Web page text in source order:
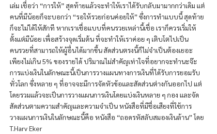
เล่ม เชื่อว่า “การให้” สุดท้ายแล้วจะทำให้เราได้รับกลับมามากกว่าเดิม แต่
คนที่มีน้อยก็จะบอกว่า “รอให้รวยก่อนค่อยให้” ซึ่งการทำแบบนี้ สุดท้าย
ก็จะไม่ได้ให้สักที หากเราเชื่อแบบที่คนรวยเหล่านี้เชื่อ เราก็ควรเริ่มให้
ตั้งแต่มีน้อย เพื่อสร้างจุดเริ่มต้น ที่จะทำให้เราค่อย ๆ เติบโตไปเป็น
คนรวยที่สามารถให้ผู้อื่นได้มากขึ้น สัดส่วนตรงนี้ก็ไม่จำเป็นต้องเยอะ
เพียงไม่เกิน 5% ของรายได้ ปริมาณไม่สำคัญเท่าใจที่อยากจะทำนะจ๊ะ
การแบ่งเงินในลักษณะนี้เป็นการวางแผนทางการเงินที่ได้รับการยอมรับ
ทั่วโลก ซึ่งหลาย ๆ ที่อาจจะมีการจัดหัวข้อและสัดส่วนต่างกันออกไป แต่
โดยรวมแล้วจะเป็นการวางแผนการเงินโดยแบ่งเงินหลาย ๆ กอง และจัด
สัดส่วนตามความสำคัญและความจำเป็น หนังสือที่มีชื่อเสียงที่ใช้การ
วางแผนการเงินในลักษณะนี้คือ หนังสือ “ถอดรหัสลับสมองเงินล้าน” โดย
T.Harv Eker